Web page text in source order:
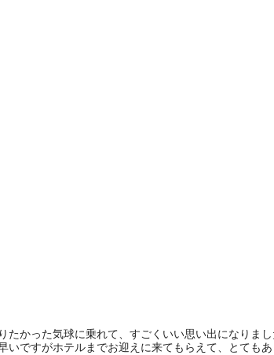
たかった気球に乗れて、すごくいい思い出になりま
いですがホテルまでお迎えに来てもらえて、とてもあ